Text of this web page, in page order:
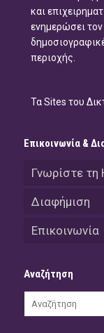
και
ενημερώσει τον
περιοχής.
Τα Sites του
Επικοινωνία &
Γνωρίστε τη
Διαφήμιση
Επικοινωνία
Αναζήτηση